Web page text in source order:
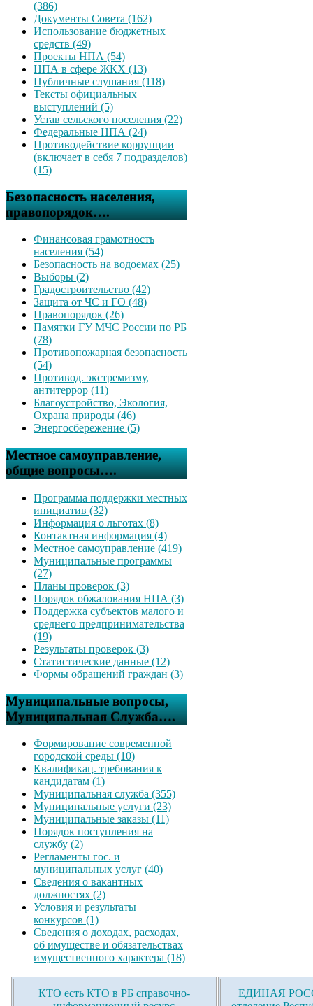
(386)
Документы Совета (162)
Использование бюджетных
средств (49)
Проекты НПА (54)
НПА в сфере ЖКХ (13)
Публичные слушания (118)
Тексты официальных
выступлений (5)
Устав сельского поселения (22)
Федеральные НПА (24)
Противодействие коррупции
(включает в себя 7 подразделов)
(15)
Безопасность населения,
правопорядок….
Финансовая грамотность
населения (54)
Безопасность на водоемах (25)
Выборы (2)
Градостроительство (42)
Защита от ЧС и ГО (48)
Правопорядок (26)
Памятки ГУ МЧС России по РБ
(78)
Противопожарная безопасность
(54)
Противод. экстремизму,
антитеррор (11)
Благоустройство, Экология,
Охрана природы (46)
Энергосбережение (5)
Местное самоуправление,
общие вопросы….
Программа поддержки местных
инициатив (32)
Информация о льготах (8)
Контактная информация (4)
Местное самоуправление (419)
Муниципальные программы
(27)
Планы проверок (3)
Порядок обжалования НПА (3)
Поддержка субъектов малого и
среднего предпринимательства
(19)
Результаты проверок (3)
Статистические данные (12)
Формы обращений граждан (3)
Муниципальные вопросы,
Муниципальная Служба….
Формирование современной
городской среды (10)
Квалификац. требования к
кандидатам (1)
Муниципальная служба (355)
Муниципальные услуги (23)
Муниципальные заказы (11)
Порядок поступления на
службу (2)
Регламенты гос. и
муниципальных услуг (40)
Сведения о вакантных
должностях (2)
Условия и результаты
конкурсов (1)
Сведения о доходах, расходах,
об имуществе и обязательствах
имущественного характера (18)
КТО есть КТО в РБ справочно-
ЕДИНАЯ